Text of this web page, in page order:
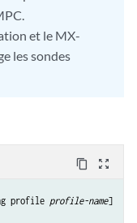
et le MX-
les sondes
content_copy zoom_out_map
profile profile-name]